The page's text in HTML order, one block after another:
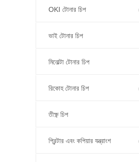
OKI টোনার চিপ
ভাই টোনার চিপ
মিনোল্টা টোনার চিপ
রিকোহ টোনার চিপ
তীক্ষ্ণ চিপ
প্রিন্টার এবং কপিয়ার যন্ত্রাংশ